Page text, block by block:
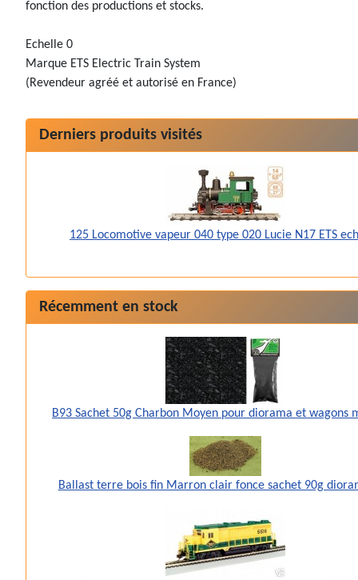
fonction des productions et stocks.
Echelle 0
Marque ETS Electric Train System
(Revendeur agréé et autorisé en France)
Derniers produits visités
125 Locomotive vapeur 040 type 020 Lucie N17 ETS
Récemment en stock
B93 Sachet 50g Charbon Moyen pour diorama et wagons
Ballast terre bois fin Marron clair fonce sachet 90g